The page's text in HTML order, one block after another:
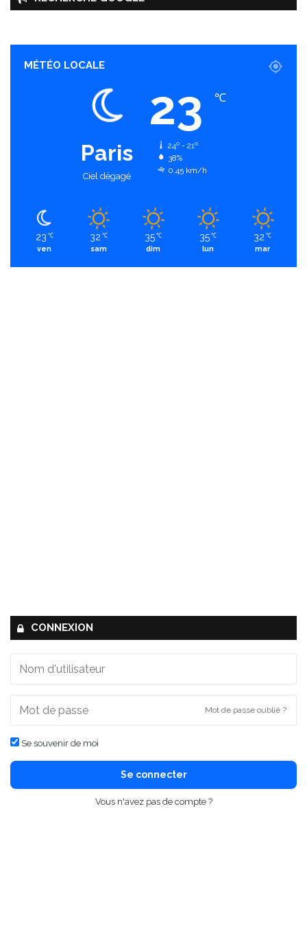
MÉTÉO LOCALE
Paris
Ciel dégagé
23 ℃
24º - 21º
38%
0.45 km/h
23 ℃
ven
32 ℃
sam
35 ℃
dim
35 ℃
lun
32 ℃
mar
CONNEXION
Mot de passe oublié ?
Se souvenir de moi
Se connecter
Vous n'avez pas de compte ?